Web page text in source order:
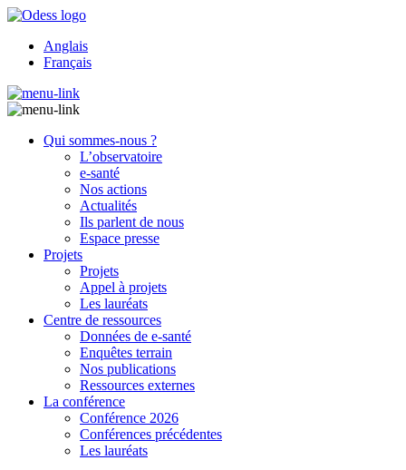
Anglais
Français
Qui sommes-nous ?
L’observatoire
e-santé
Nos actions
Actualités
Ils parlent de nous
Espace presse
Projets
Projets
Appel à projets
Les lauréats
Centre de ressources
Données de e-santé
Enquêtes terrain
Nos publications
Ressources externes
La conférence
Conférence 2026
Conférences précédentes
Les lauréats